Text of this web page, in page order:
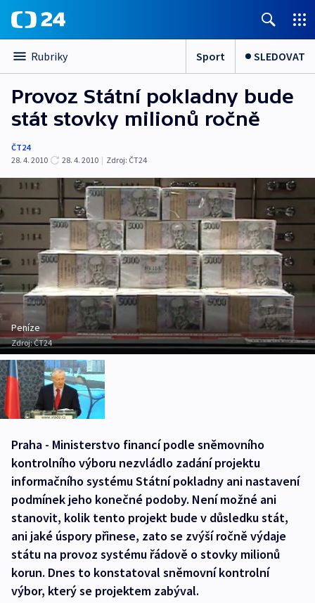
Rubriky Sport SLEDOVAT
Provoz Státní pokladny bude
stát stovky milionů ročně
ČT24
28. 4. 2010
28. 4. 2010 | Zdroj: ČT24
Peníze
Zdroj:ČT24
Praha - Ministerstvo financí podle sněmovního
kontrolního výboru nezvládlo zadání projektu
informačního systému Státní pokladny ani nastavení
podmínek jeho konečné podoby. Není možné ani
stanovit, kolik tento projekt bude v důsledku stát,
ani jaké úspory přinese, zato se zvýší ročně výdaje
státu na provoz systému řádově o stovky milionů
korun. Dnes to konstatoval sněmovní kontrolní
výbor, který se projektem zabýval.